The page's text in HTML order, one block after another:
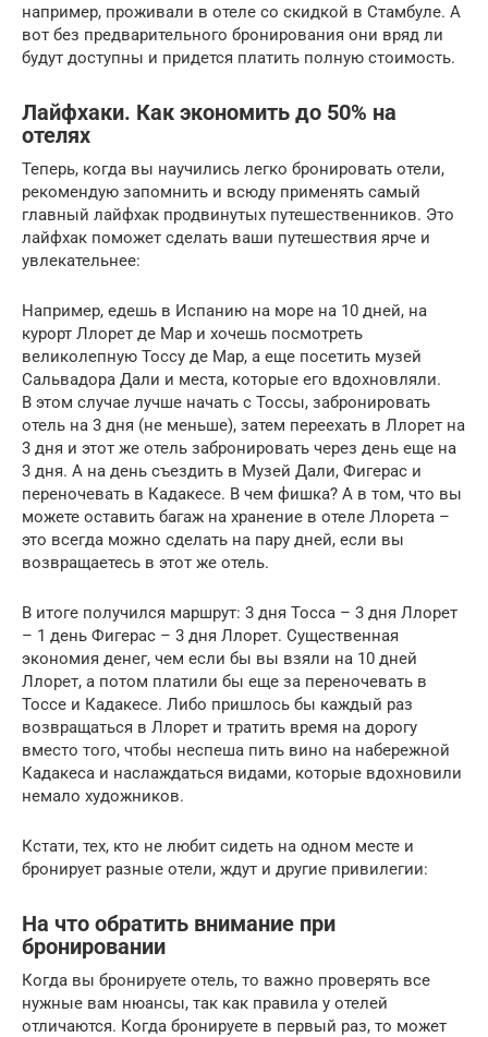
например, проживали в отеле со скидкой в Стамбуле. А
вот без предварительного бронирования они вряд ли
будут доступны и придется платить полную стоимость.
Лайфхаки. Как экономить до 50% на
отелях
Теперь, когда вы научились легко бронировать отели,
рекомендую запомнить и всюду применять самый
главный лайфхак продвинутых путешественников. Это
лайфхак поможет сделать ваши путешествия ярче и
увлекательнее:
Например, едешь в Испанию на море на 10 дней, на
курорт Ллорет де Мар и хочешь посмотреть
великолепную Тоссу де Мар, а еще посетить музей
Сальвадора Дали и места, которые его вдохновляли.
В этом случае лучше начать с Тоссы, забронировать
отель на 3 дня (не меньше), затем переехать в Ллорет на
3 дня и этот же отель забронировать через день еще на
3 дня. А на день съездить в Музей Дали, Фигерас и
переночевать в Кадакесе. В чем фишка? А в том, что вы
можете оставить багаж на хранение в отеле Ллорета –
это всегда можно сделать на пару дней, если вы
возвращаетесь в этот же отель.
В итоге получился маршрут: 3 дня Тосса – 3 дня Ллорет
– 1 день Фигерас – 3 дня Ллорет. Существенная
экономия денег, чем если бы вы взяли на 10 дней
Ллорет, а потом платили бы еще за переночевать в
Тоссе и Кадакесе. Либо пришлось бы каждый раз
возвращаться в Ллорет и тратить время на дорогу
вместо того, чтобы неспеша пить вино на набережной
Кадакеса и наслаждаться видами, которые вдохновили
немало художников.
Кстати, тех, кто не любит сидеть на одном месте и
бронирует разные отели, ждут и другие привилегии:
На что обратить внимание при
бронировании
Когда вы бронируете отель, то важно проверять все
нужные вам нюансы, так как правила у отелей
отличаются. Когда бронируете в первый раз, то может